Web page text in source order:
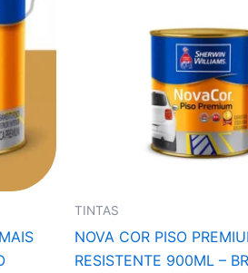
TINTAS
NOVA COR PISO
RESISTENTE 900ML –